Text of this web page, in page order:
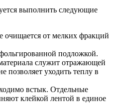
выполнить следующие
очищается от мелких фракций
подложкой.
служит отражающей
позволяет уходить теплу в
встык. Отдельные
клейкой лентой в единое